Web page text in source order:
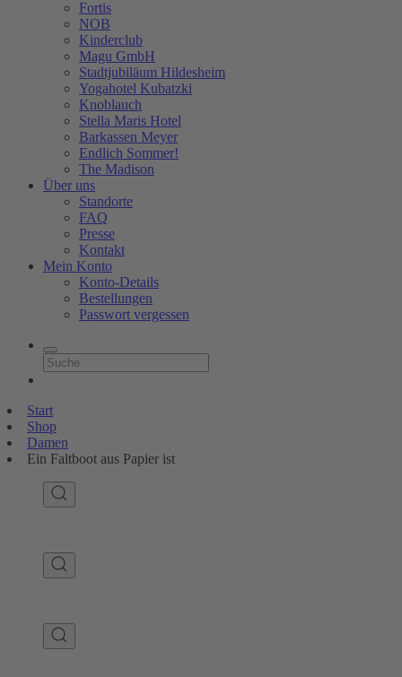
Fortis
NOB
Kinderclub
Magu GmbH
Stadtjubiläum Hildesheim
Yogahotel Kubatzki
Knoblauch
Stella Maris Hotel
Barkassen Meyer
Endlich Sommer!
The Madison
Über uns
Standorte
FAQ
Presse
Kontakt
Mein Konto
Konto-Details
Bestellungen
Passwort vergessen
Start
Shop
Damen
Ein Faltboot aus Papier ist